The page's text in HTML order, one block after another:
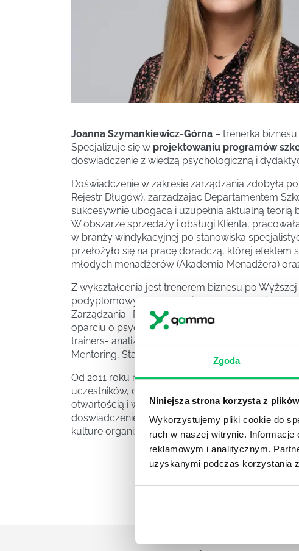
Zgoda
Niniejsza strona korzysta z
Wykorzystujemy pliki cookie do
ruch w naszej witrynie.
reklamowym i analitycznym.
uzyskanymi podczas korzystania
Joanna Szymankiewicz-Górna – trenerka
Specjalizuje się w projektowaniu programów
doświadczenie z wiedzą psychologiczną i
Doświadczenie w zakresie zarządzania zdobyła
Rejestr Długów), zarządzając Departamentem
sukcesywnie ubogaca i uzupełnia aktualną teorią
W obszarze sprzedaży i obsługi Klienta,
w branży windykacyjnej po stanowiska
przełożyło się na pracę doradczą, której
młodych menadżerów (Akademia Menadżera)
Z wykształcenia jest trenerem biznesu po
podyplomowych „Trener biznesu” w temacie:
Zarządzania- Psychologiczny Niezbędnik Szefa
oparciu o psychologiczne narzędzia komunikacji),
trainers- analiza indywidualna kompetencji
Mentoring, Standardy rozmów telewindykacyjnych.
Od 2011 roku nabywa doświadczenie jako trener
uczestników, dopasowując do nich wiedzę i
otwartością i właściwą ciekawością poznania
doświadczenie rozumie specyfikę w wielu
kulturę organizacyjną i doświadczenie Klienta.